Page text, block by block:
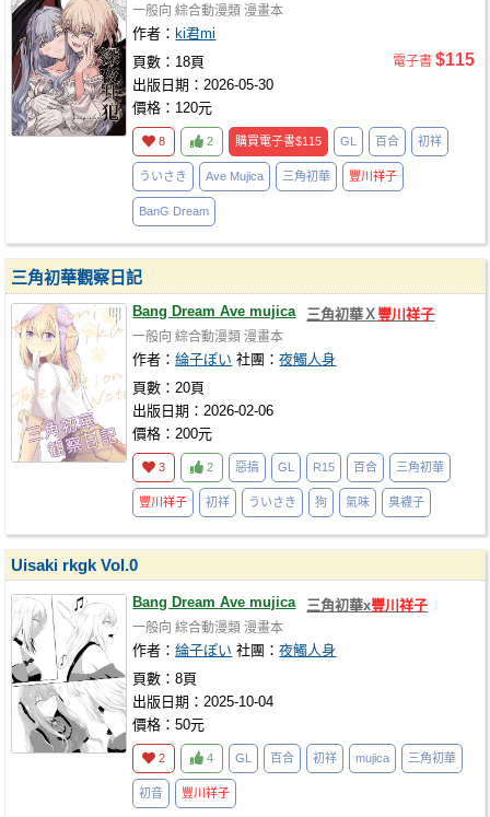
一般向 綜合動漫類 漫畫本
作者： ki君mi
頁數：18頁
出版日期：2026-05-30
價格：120元
電子書 $115
8 2 購買電子書$115 GL 百合 初祥
ういさき Ave Mujica 三角初華 豐川祥子
BanG Dream
三角初華觀察日記
Bang Dream Ave mujica 三角初華Ｘ 豐川祥子
一般向 綜合動漫類 漫畫本
作者：綸子ぽい 社團：夜觸人身
頁數：20頁
出版日期：2026-02-06
價格：200元
3 2 惡搞 GL R15 百合 三角初華
豐川祥子 初祥 ういさき 狗 氣味 臭襪子
Uisaki rkgk Vol.0
Bang Dream Ave mujica 三角初華x豐川祥子
一般向 綜合動漫類 漫畫本
作者：綸子ぽい 社團：夜觸人身
頁數：8頁
出版日期：2025-10-04
價格：50元
2 4 GL 百合 初祥 mujica 三角初華
初音 豐川祥子